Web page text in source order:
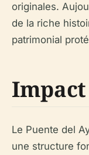
originales.
de la riche
patrimonial
Le Puente del
une structure